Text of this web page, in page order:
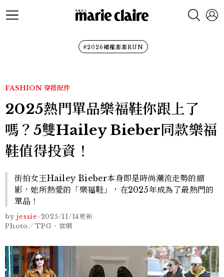
#2026裙襬澎澎RUN
FASHION 穿搭配件
2025熱門單品樂福鞋你跟上了
嗎？5雙Hailey Bieber同款樂福
鞋值得投資！
街拍女王Hailey Bieber本身即是時尚潮流走勢的縮
影，她所熱愛的「樂福鞋」，在2025年成為了最熱門的
單品！
by jessie-2025/11/14更新
Photo／TPG、官網